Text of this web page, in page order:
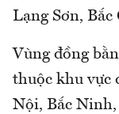
Lạng Sơn, Bắc
Vùng đồng
thuộc khu vực
Nội, Bắc